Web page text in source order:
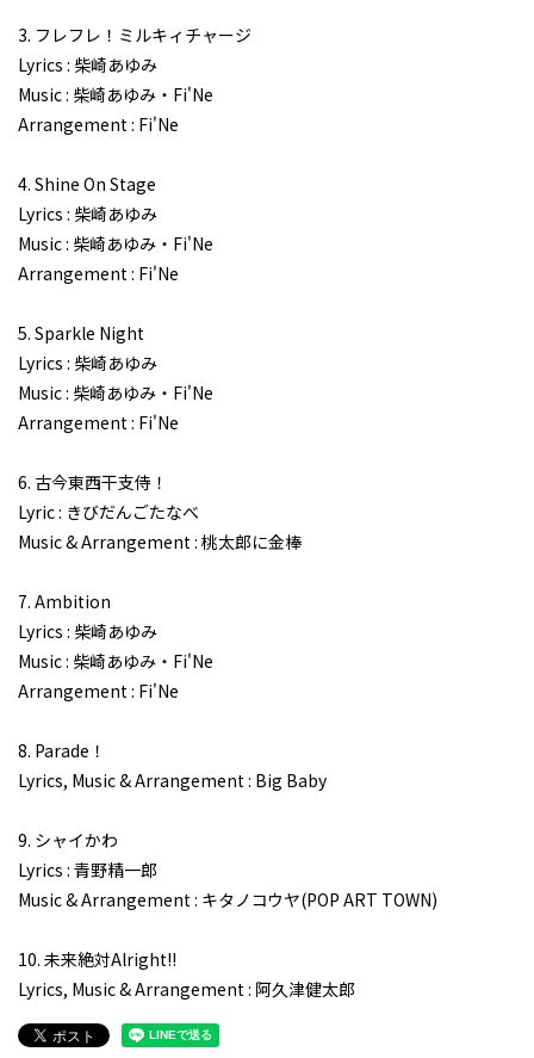
3. フレフレ！ミルキィチャージ
Lyrics : 柴崎あゆみ
Music : 柴崎あゆみ・Fi'Ne
Arrangement : Fi'Ne
4. Shine On Stage
Lyrics : 柴崎あゆみ
Music : 柴崎あゆみ・Fi'Ne
Arrangement : Fi'Ne
5. Sparkle Night
Lyrics : 柴崎あゆみ
Music : 柴崎あゆみ・Fi'Ne
Arrangement : Fi'Ne
6. 古今東西干支侍！
Lyric : きびだんごたなべ
Music & Arrangement : 桃太郎に金棒
7. Ambition
Lyrics : 柴崎あゆみ
Music : 柴崎あゆみ・Fi'Ne
Arrangement : Fi'Ne
8. Parade！
Lyrics, Music & Arrangement : Big Baby
9. シャイかわ
Lyrics : 青野精一郎
Music & Arrangement : キタノコウヤ(POP ART TOWN)
10. 未来絶対Alright!!
Lyrics, Music & Arrangement : 阿久津健太郎